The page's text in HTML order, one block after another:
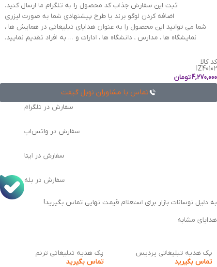
ثبت این سفارش جذاب کد محصول را به تلگرام ما ارسال کنید.
اضافه کردن لوگو برند یا طرح پیشنهادی شما به صورت لیزری
شما می توانید این محصول را به عنوان هدایای تبلیغاتی در همایش ها ،
نمایشگاه ها ، مدارس ، دانشگاه ها ، ادارات و … به افراد تقدیم نمایید.
کد کالا
IZ40102
4,270,000تومان
تماس با مشاوران نوبل گیفت
سفارش در تلگرام
سفارش در واتس‌اپ
سفارش در ایتا
سفارش در بله
به دلیل نوسانات بازار برای استعلام قیمت نهایی تماس بگیرید!
هدایای مشابه
پک هدیه تبلیغاتی پردیس
تماس بگیرید
پک هدیه تبلیغاتی ترنم
تماس بگیرید